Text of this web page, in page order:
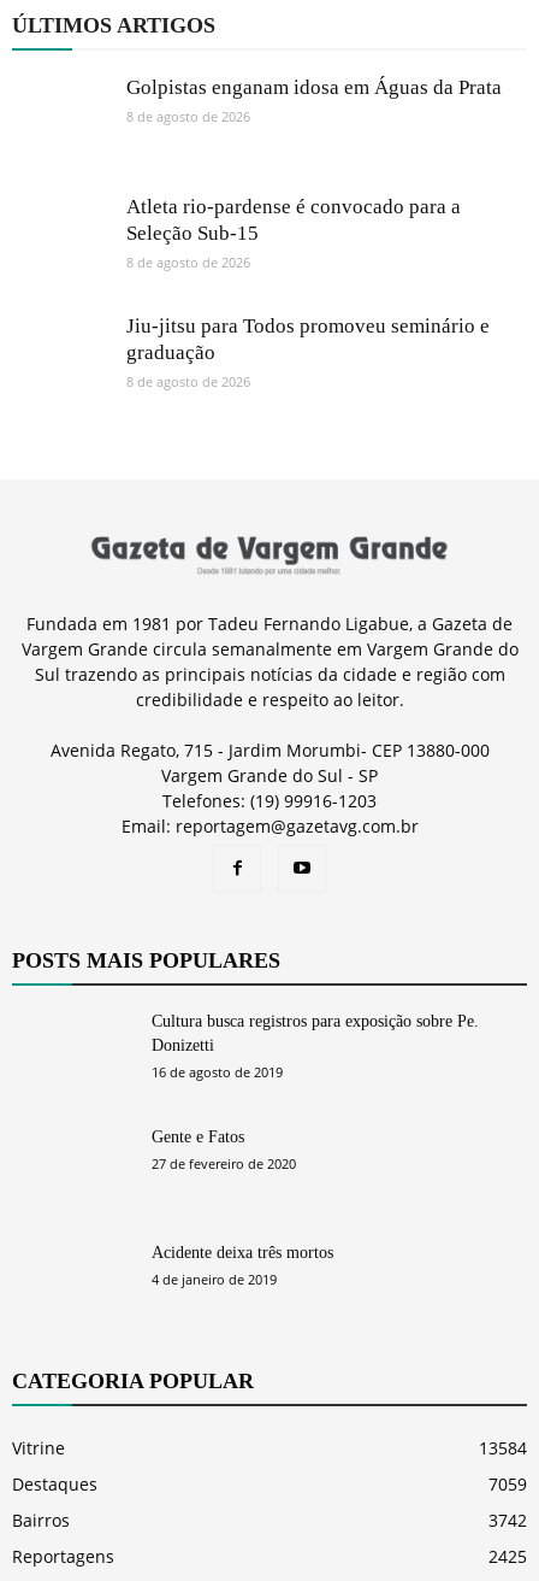
ÚLTIMOS ARTIGOS
Golpistas enganam idosa em Águas da Prata
8 de agosto de 2026
Atleta rio-pardense é convocado para a
Seleção Sub-15
8 de agosto de 2026
Jiu-jitsu para Todos promoveu seminário e
graduação
8 de agosto de 2026
Fundada em 1981 por Tadeu Fernando Ligabue, a Gazeta de
Vargem Grande circula semanalmente em Vargem Grande do
Sul trazendo as principais notícias da cidade e região com
credibilidade e respeito ao leitor.
Avenida Regato, 715 - Jardim Morumbi- CEP 13880-000
Vargem Grande do Sul - SP
Telefones: (19) 99916-1203
Email: reportagem@gazetavg.com.br
POSTS MAIS POPULARES
Cultura busca registros para exposição sobre Pe.
Donizetti
16 de agosto de 2019
Gente e Fatos
27 de fevereiro de 2020
Acidente deixa três mortos
4 de janeiro de 2019
CATEGORIA POPULAR
Vitrine
13584
Destaques
7059
Bairros
3742
Reportagens
2425